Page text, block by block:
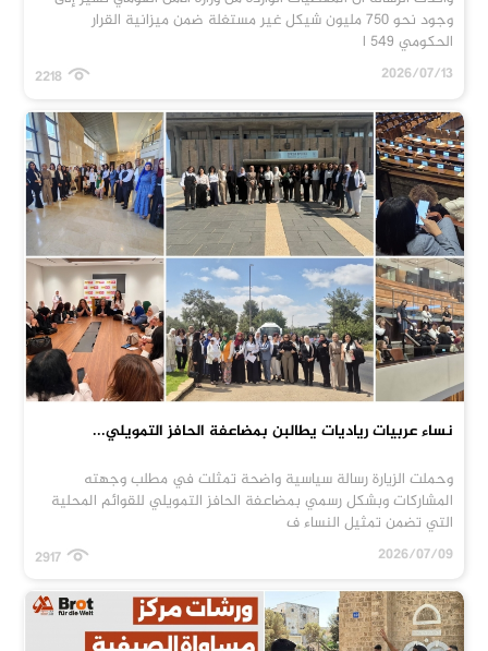
وجود نحو 750 مليون شيكل غير مستغلة ضمن ميزانية القرار
الحكومي 549 ا
2026/07/13
نساء عربيات رياديات يطالبن بمضاعفة الحافز التمويلي...
وحملت الزيارة رسالة سياسية واضحة تمثلت في مطلب وجهته
المشاركات وبشكل رسمي بمضاعفة الحافز التمويلي للقوائم المحلية
التي تضمن تمثيل النساء ف
2026/07/09